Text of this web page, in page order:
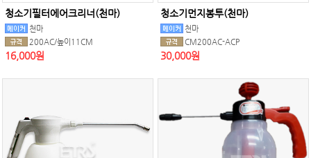
청소기필터에어크리너(천마)
천마
200AC/높이11CM
16,000원
청소기먼지봉투(천마)
천마
CM200AC-ACP
30,000원